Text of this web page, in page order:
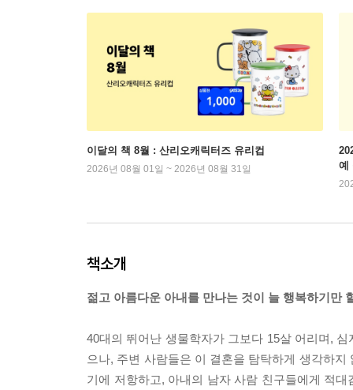
이달의 책 8월 : 산리오캐릭터즈 유리컵
2026년 08월 01일 ~ 2026년 08월 31일
예
책소개
젊고 아름다운 아내를 만나는 것이 늘 행복하기만
40대의 뛰어난 생물학자가 그보다 15살 어리며,
으나, 주변 사람들은 이 결혼을 탐탁하게 생각하
기에 저항하고, 아내의 남자 사람 친구들에게 적